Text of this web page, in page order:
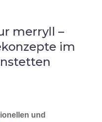
merryll –
im
und